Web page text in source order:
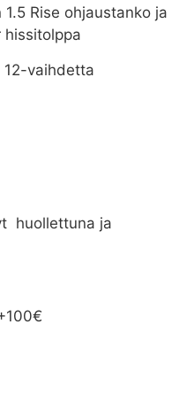
Rise ohjaustanko ja
hissitolppa
12-vaihdetta
huollettuna ja